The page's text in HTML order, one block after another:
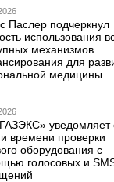
Паслер подчеркнул
использования
механизмов
для
медицины
уведомляет
времени проверки
оборудования с
голосовых и